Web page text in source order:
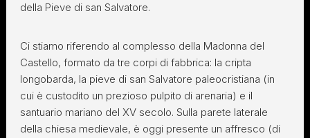
della Pieve di san Salvatore.
Ci stiamo riferendo al complesso della Madonna del
Castello, formato da tre corpi di fabbrica: la cripta
longobarda, la pieve di san Salvatore paleocristiana (in
cui è custodito un prezioso pulpito di arenaria) e il
santuario mariano del XV secolo. Sulla parete laterale
della chiesa medievale, è oggi presente un affresco (di